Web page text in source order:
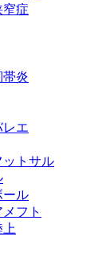
窄症
帯炎
レエ
ットサル
ール
フト